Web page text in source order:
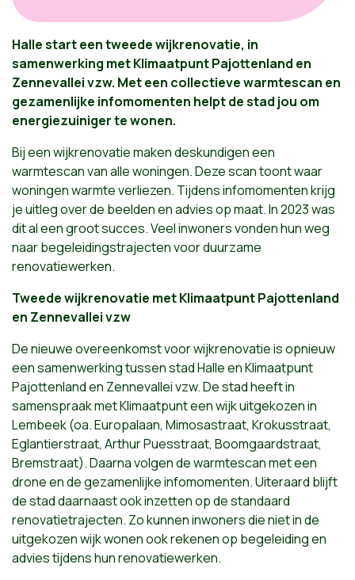
Halle start een tweede wijkrenovatie, in
samenwerking met Klimaatpunt Pajottenland en
Zennevallei vzw. Met een collectieve warmtescan en
gezamenlijke infomomenten helpt de stad jou om
energiezuiniger te wonen.
Bij een wijkrenovatie maken deskundigen een
warmtescan van alle woningen. Deze scan toont waar
woningen warmte verliezen. Tijdens infomomenten krijg
je uitleg over de beelden en advies op maat. In 2023 was
dit al een groot succes. Veel inwoners vonden hun weg
naar begeleidingstrajecten voor duurzame
renovatiewerken.
Tweede wijkrenovatie met Klimaatpunt Pajottenland
en Zennevallei vzw
De nieuwe overeenkomst voor wijkrenovatie is opnieuw
een samenwerking tussen stad Halle en Klimaatpunt
Pajottenland en Zennevallei vzw. De stad heeft in
samenspraak met Klimaatpunt een wijk uitgekozen in
Lembeek (oa. Europalaan, Mimosastraat, Krokusstraat,
Eglantierstraat, Arthur Puesstraat, Boomgaardstraat,
Bremstraat). Daarna volgen de warmtescan met een
drone en de gezamenlijke infomomenten. Uiteraard blijft
de stad daarnaast ook inzetten op de standaard
renovatietrajecten. Zo kunnen inwoners die niet in de
uitgekozen wijk wonen ook rekenen op begeleiding en
advies tijdens hun renovatiewerken.